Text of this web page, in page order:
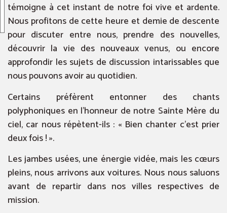
témoigne à cet instant de notre foi vive et ardente.
Nous profitons de cette heure et demie de descente
pour discuter entre nous, prendre des nouvelles,
découvrir la vie des nouveaux venus, ou encore
approfondir les sujets de discussion intarissables que
nous pouvons avoir au quotidien.
Certains préfèrent entonner des chants
polyphoniques en l’honneur de notre Sainte Mère du
ciel, car nous répètent-ils : « Bien chanter c’est prier
deux fois ! ».
Les jambes usées, une énergie vidée, mais les cœurs
pleins, nous arrivons aux voitures. Nous nous saluons
avant de repartir dans nos villes respectives de
mission.